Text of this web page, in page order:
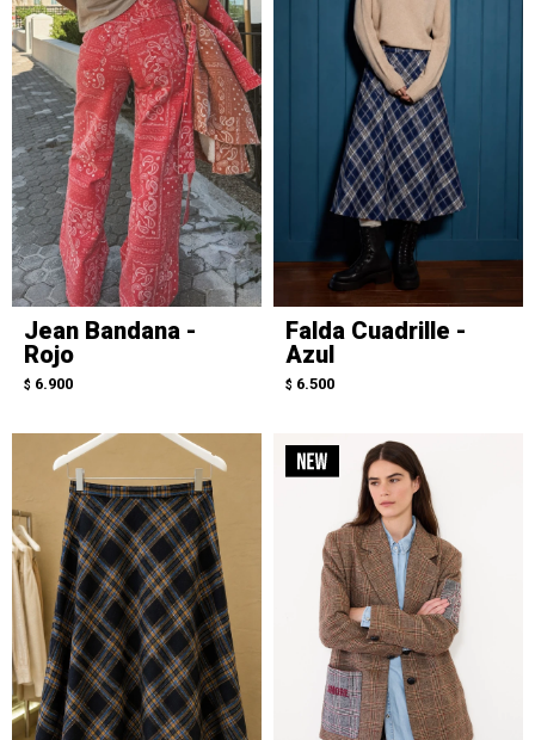
Jean Bandana -
Rojo
$ 6.900
Falda Cuadrille -
Azul
$ 6.500